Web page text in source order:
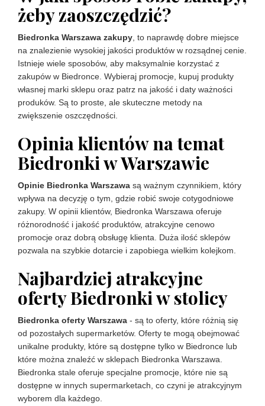
żeby zaoszczędzić?
Biedronka Warszawa zakupy , to naprawdę dobre miejsce
na znalezienie wysokiej jakości produktów w rozsądnej cenie.
Istnieje wiele sposobów, aby maksymalnie korzystać z
zakupów w Biedronce. Wybieraj promocje, kupuj produkty
własnej marki sklepu oraz patrz na jakość i daty ważności
produków. Są to proste, ale skuteczne metody na
zwiększenie oszczędności.
Opinia klientów na temat
Biedronki w Warszawie
Opinie Biedronka Warszawa są ważnym czynnikiem, który
wpływa na decyzję o tym, gdzie robić swoje cotygodniowe
zakupy. W opinii klientów, Biedronka Warszawa oferuje
różnorodność i jakość produktów, atrakcyjne cenowo
promocje oraz dobrą obsługę klienta. Duża ilość sklepów
pozwala na szybkie dotarcie i zapobiega wielkim kolejkom.
Najbardziej atrakcyjne
oferty Biedronki w stolicy
Biedronka oferty Warszawa - są to oferty, które różnią się
od pozostałych supermarketów. Oferty te mogą obejmować
unikalne produkty, które są dostępne tylko w Biedronce lub
które można znaleźć w sklepach Biedronka Warszawa.
Biedronka stale oferuje specjalne promocje, które nie są
dostępne w innych supermarketach, co czyni je atrakcyjnym
wyborem dla każdego.